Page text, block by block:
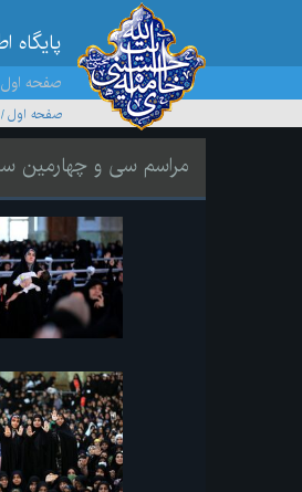
پایگاه
صفحه اول
صفحه اول
مراسم سی و چهارمین